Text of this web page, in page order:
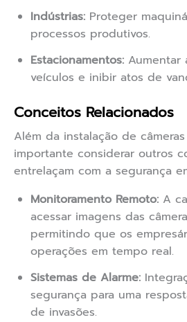
Indústrias: Proteger
processos produtivos.
Estacionamentos: Aumentar
veículos e inibir atos de
Conceitos Relacionados
Além da instalação de
importante considerar outros
entrelaçam com a segurança
Monitoramento Remoto: A
acessar imagens das
permitindo que os
operações em tempo real.
Sistemas de Alarme:
segurança para uma
de invasões.